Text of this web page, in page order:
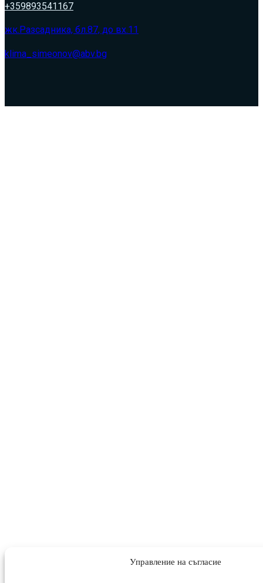
Управление на съгласие
+359893541167
жк.Разсадника, бл.87, до вх.11
klima_simeonov@abv.bg